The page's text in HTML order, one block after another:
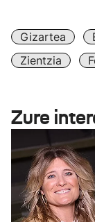
Gizartea
Zientzia
Zure